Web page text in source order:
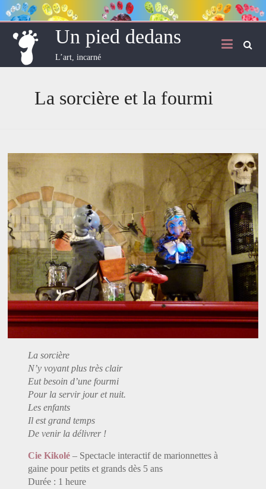
Skip
to
content
Un pied dedans
L’art, incarné
La sorcière et la fourmi
La sorcière
N’y voyant plus très clair
Eut besoin d’une fourmi
Pour la servir jour et nuit.
Les enfants
Il est grand temps
De venir la délivrer !
Cie Kikolé – Spectacle interactif de marionnettes à
gaine pour petits et grands dès 5 ans
Durée : 1 heure